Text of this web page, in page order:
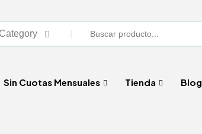
Category
Sin Cuotas Mensuales Tienda Blog